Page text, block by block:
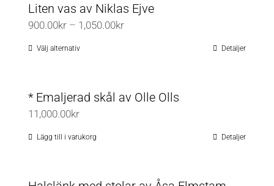
har
flera
varianter.
alternativen
väljas
Liten vas av Niklas Ejve
900.00kr – 1,050.00krPrisintervall:
Välj alternativDen
har
varianter.
Detaljer
* Emaljerad skål av Olle Olls
11,000.00kr
Lägg till i varukorg Detaljer